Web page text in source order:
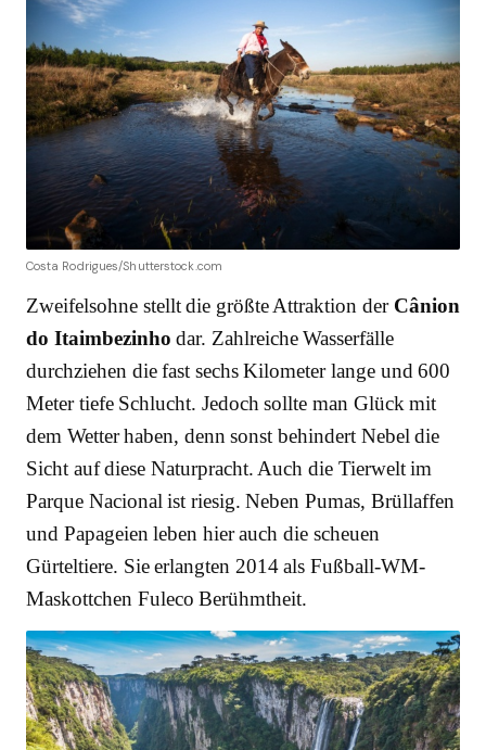
Costa Rodrigues/Shutterstock.com
Zweifelsohne stellt die größte Attraktion der Cânion
do Itaimbezinho dar. Zahlreiche Wasserfälle
durchziehen die fast sechs Kilometer lange und 600
Meter tiefe Schlucht. Jedoch sollte man Glück mit
dem Wetter haben, denn sonst behindert Nebel die
Sicht auf diese Naturpracht. Auch die Tierwelt im
Parque Nacional ist riesig. Neben Pumas, Brüllaffen
und Papageien leben hier auch die scheuen
Gürteltiere. Sie erlangten 2014 als Fußball-WM-
Maskottchen Fuleco Berühmtheit.